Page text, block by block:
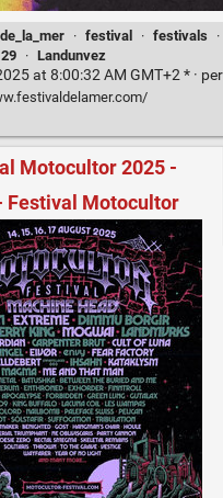
· festival · festivals ·
29 · Landunvez
at 8:00:32 AM GMT+2 * ·
Motocultor 2025 -
Festival Motocultor